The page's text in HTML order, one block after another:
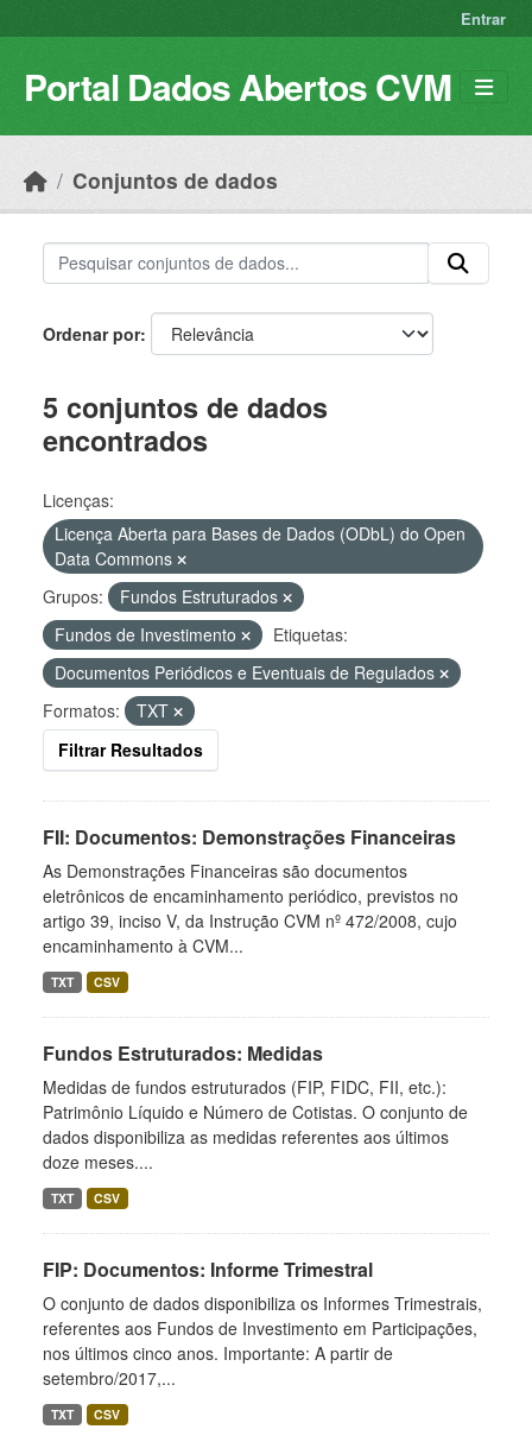
Entrar
Portal Dados Abertos CVM
Conjuntos de dados
Ordenar por
5 conjuntos de dados
encontrados
Licenças:
Licença Aberta para Bases de Dados (ODbL) do Open
Data Commons
Grupos:
Fundos Estruturados
Fundos de Investimento
Etiquetas:
Documentos Periódicos e Eventuais de Regulados
Formatos:
TXT
Filtrar Resultados
FII: Documentos: Demonstrações Financeiras
As Demonstrações Financeiras são documentos
eletrônicos de encaminhamento periódico, previstos no
artigo 39, inciso V, da Instrução CVM nº 472/2008, cujo
encaminhamento à CVM...
TXT CSV
Fundos Estruturados: Medidas
Medidas de fundos estruturados (FIP, FIDC, FII, etc.):
Patrimônio Líquido e Número de Cotistas. O conjunto de
dados disponibiliza as medidas referentes aos últimos
doze meses....
TXT CSV
FIP: Documentos: Informe Trimestral
O conjunto de dados disponibiliza os Informes Trimestrais,
referentes aos Fundos de Investimento em Participações,
nos últimos cinco anos. Importante: A partir de
setembro/2017,...
TXT CSV